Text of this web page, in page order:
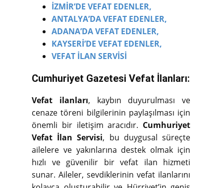
İZMİR’DE VEFAT EDENLER,
ANTALYA’DA VEFAT EDENLER,
ADANA’DA VEFAT EDENLER,
KAYSERİ’DE VEFAT EDENLER,
VEFAT İLAN SERVİSİ
Cumhuriyet Gazetesi Vefat İlanları:
Vefat ilanları, kaybın duyurulması ve
cenaze töreni bilgilerinin paylaşılması için
önemli bir iletişim aracıdır. Cumhuriyet
Vefat İlan Servisi, bu duygusal süreçte
ailelere ve yakınlarına destek olmak için
hızlı ve güvenilir bir vefat ilan hizmeti
sunar. Aileler, sevdiklerinin vefat ilanlarını